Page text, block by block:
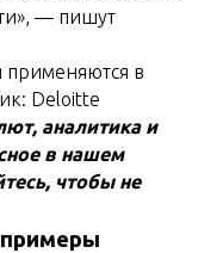
— пишут
в
Deloitte
аналитика и
в нашем
чтобы не